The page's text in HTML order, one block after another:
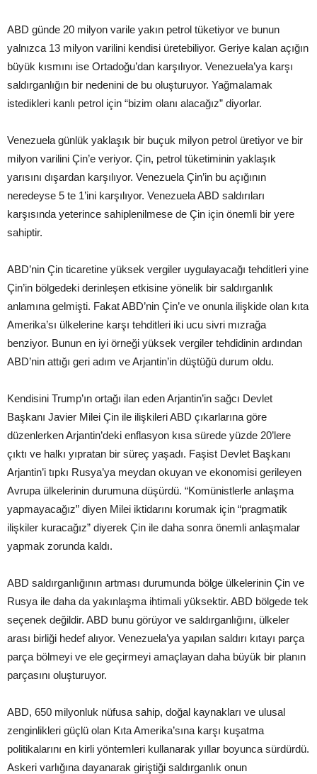
ABD günde 20 milyon varile yakın petrol tüketiyor ve bunun
yalnızca 13 milyon varilini kendisi üretebiliyor. Geriye kalan açığın
büyük kısmını ise Ortadoğu’dan karşılıyor. Venezuela’ya karşı
saldırganlığın bir nedenini de bu oluşturuyor. Yağmalamak
istedikleri kanlı petrol için “bizim olanı alacağız” diyorlar.
Venezuela günlük yaklaşık bir buçuk milyon petrol üretiyor ve bir
milyon varilini Çin’e veriyor. Çin, petrol tüketiminin yaklaşık
yarısını dışardan karşılıyor. Venezuela Çin’in bu açığının
neredeyse 5 te 1’ini karşılıyor. Venezuela ABD saldırıları
karşısında yeterince sahiplenilmese de Çin için önemli bir yere
sahiptir.
ABD’nin Çin ticaretine yüksek vergiler uygulayacağı tehditleri yine
Çin’in bölgedeki derinleşen etkisine yönelik bir saldırganlık
anlamına gelmişti. Fakat ABD’nin Çin’e ve onunla ilişkide olan kıta
Amerika’sı ülkelerine karşı tehditleri iki ucu sivri mızrağa
benziyor. Bunun en iyi örneği yüksek vergiler tehdidinin ardından
ABD’nin attığı geri adım ve Arjantin’in düştüğü durum oldu.
Kendisini Trump’ın ortağı ilan eden Arjantin’in sağcı Devlet
Başkanı Javier Milei Çin ile ilişkileri ABD çıkarlarına göre
düzenlerken Arjantin’deki enflasyon kısa sürede yüzde 20’lere
çıktı ve halkı yıpratan bir süreç yaşadı. Faşist Devlet Başkanı
Arjantin’i tıpkı Rusya’ya meydan okuyan ve ekonomisi gerileyen
Avrupa ülkelerinin durumuna düşürdü. “Komünistlerle anlaşma
yapmayacağız” diyen Milei iktidarını korumak için “pragmatik
ilişkiler kuracağız” diyerek Çin ile daha sonra önemli anlaşmalar
yapmak zorunda kaldı.
ABD saldırganlığının artması durumunda bölge ülkelerinin Çin ve
Rusya ile daha da yakınlaşma ihtimali yüksektir. ABD bölgede tek
seçenek değildir. ABD bunu görüyor ve saldırganlığını, ülkeler
arası birliği hedef alıyor. Venezuela’ya yapılan saldırı kıtayı parça
parça bölmeyi ve ele geçirmeyi amaçlayan daha büyük bir planın
parçasını oluşturuyor.
ABD, 650 milyonluk nüfusa sahip, doğal kaynakları ve ulusal
zenginlikleri güçlü olan Kıta Amerika’sına karşı kuşatma
politikalarını en kirli yöntemleri kullanarak yıllar boyunca sürdürdü.
Askeri varlığına dayanarak giriştiği saldırganlık onun